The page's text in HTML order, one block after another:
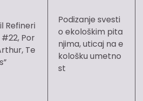
Refineri
Por
Te
Podizanje svesti
o ekološkim pita
njima, uticaj na e
kološku umetno
st